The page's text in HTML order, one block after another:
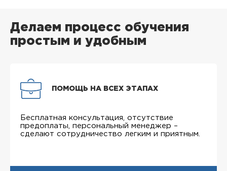
Делаем процесс обучения
простым и удобным
ПОМОЩЬ НА ВСЕХ ЭТАПАХ
Бесплатная консультация, отсутствие
предоплаты, персональный менеджер –
сделают сотрудничество легким и приятным.